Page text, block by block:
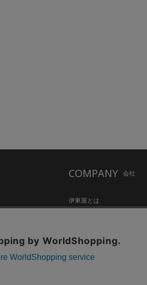
COMPANY 会社
伊東屋とは
採用情報